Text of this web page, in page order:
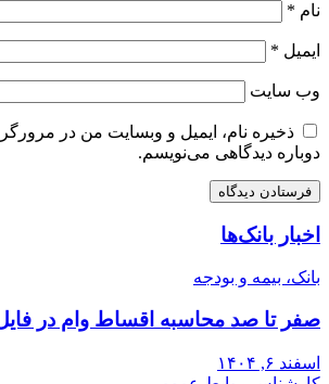
نام *
ایمیل *
وب‌ سایت
ذخیره نام، ایمیل و وبسایت من در
دوباره دیدگاهی می‌نویسم.
اخبار بانک‌ها
بانک، بیمه و بودجه
صفر تا صد محاسبه اقساط وام در
اسفند ۶, ۱۴۰۴